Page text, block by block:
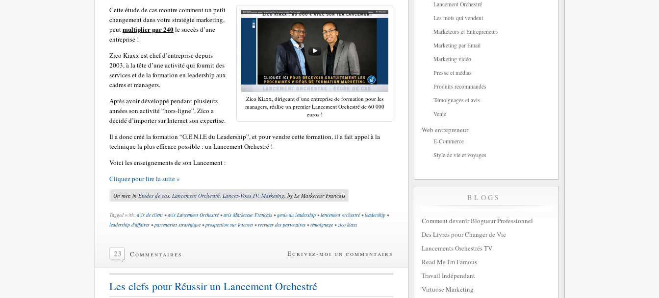
Zico Kiaxx, dirigeant d’une entreprise de formation pour les
managers, réalise un premier Lancement Orchestré de 60 000
euros !
Cette étude de cas montre comment un petit
changement dans votre stratégie marketing,
peutmultiplier par 240le succès d’une
entreprise !
Zico Kiaxx est chef d’entreprise depuis
2003, à la tête d’une activité qui fournit des
services et de la formation en leadership aux
cadres et managers.
Après avoir développé pendant plusieurs
années son activité “hors-ligne”, Zico a
décidé d’importer sur Internet son expertise.
Il a donc créé la formation “G.E.N.I.E du Leadership”, et pour vendre cette formation, il a fait appel à la
technique la plus efficace possible : un Lancement Orchestré !
Voici les enseignements de son Lancement :
Cliquez pour lire la suite »
On mer, in Etudes de cas, Lancement Orchestré, Lancez-Vous TV, Marketing, by Le Marketeur Francais
Tagged with: avis de client •avis Lancement Orchestré •avis Marketeur Français • genie du leadership •lancement orchestré •leadership •
leadership d'affaires •partenariat stratégique •prospection sur Internet •recruter des partenaires •témoignage •zico kiaxx
23 Commentaires Ecrivez-moi un commentaire
Les clefs pour Réussir un Lancement Orchestré
Lancement Orchestré
Les mots qui vendent
Marketeurs et Entrepreneurs
Marketing par Email
Marketing vidéo
Presse et médias
Produits recommandés
Témoignages et avis
Vente
Web entrepreneur
E-Commerce
Style de vie et voyages
BLOGS
Comment devenir Blogueur Professionnel
Des Livres pour Changer de Vie
Lancements Orchestrés TV
Read Me I'm Famous
Travail Indépendant
Virtuose Marketing